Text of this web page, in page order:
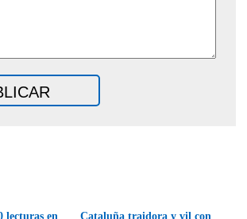
lecturas en Cataluña traidora y vil con